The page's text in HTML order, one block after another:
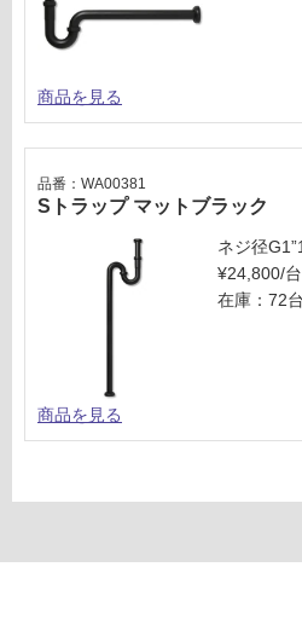
商品を見る
Sトラップ マットブラック
品番：WA00381
ネジ径
¥24,800/台
在庫：72台
商品を見る